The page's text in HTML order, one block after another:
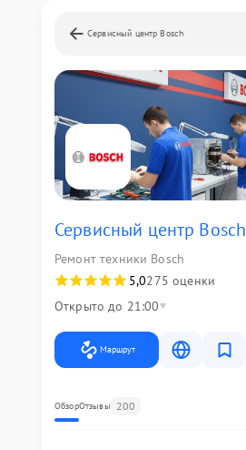
Сервисный центр Bosch
Сервисный центр Bosch
Ремонт техники Bosch
5,0275 оценки
Открыто до 21:00
Маршрут
ОбзорОтзывы 200